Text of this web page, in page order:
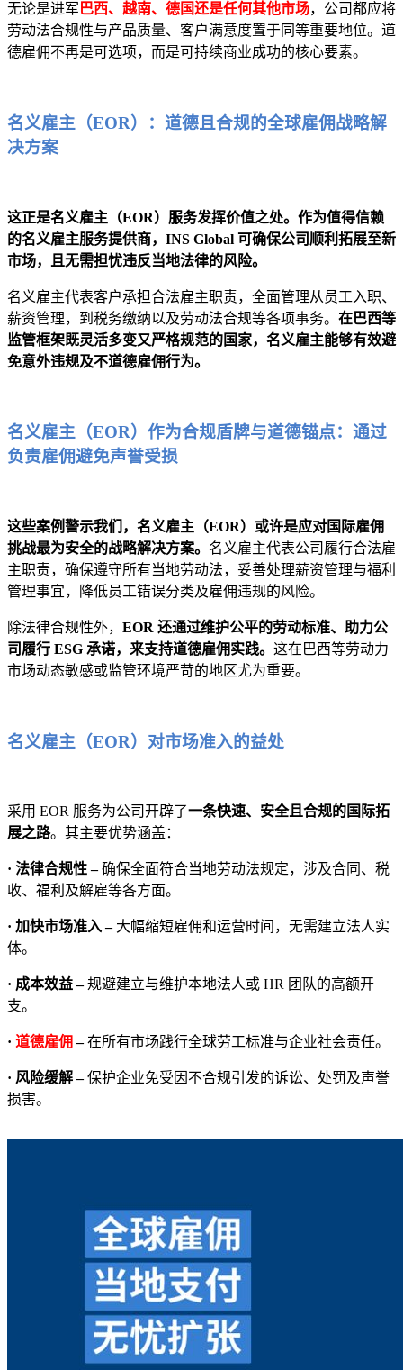
无论是进军 巴西、越南、德国还是任何其他市场，公司都应将
劳动法合规性与产品质量、客户满意度置于同等重要地位。道
德雇佣不再是可选项，而是可持续商业成功的核心要素。
名义雇主（EOR）：道德且合规的全球雇佣战略解
决方案
这正是名义雇主（EOR）服务发挥价值之处。作为值得信赖
的名义雇主服务提供商，INS Global 可确保公司顺利拓展至新
市场，且无需担忧违反当地法律的风险。
名义雇主代表客户承担合法雇主职责，全面管理从员工入职、
薪资管理，到税务缴纳以及劳动法合规等各项事务。 在巴西等
监管框架既灵活多变又严格规范的国家，名义雇主能够有效避
免意外违规及不道德雇佣行为。
名义雇主（EOR）作为合规盾牌与道德锚点：通过
负责雇佣避免声誉受损
这些案例警示我们，名义雇主（EOR）或许是应对国际雇佣
挑战最为安全的战略解决方案。 名义雇主代表公司履行合法雇
主职责，确保遵守所有当地劳动法，妥善处理薪资管理与福利
管理事宜，降低员工错误分类及雇佣违规的风险。
除法律合规性外， EOR 还通过维护公平的劳动标准、助力公
司履行 ESG 承诺，来支持道德雇佣实践。 这在巴西等劳动力
市场动态敏感或监管环境严苛的地区尤为重要。
名义雇主（EOR）对市场准入的益处
采用 EOR 服务为公司开辟了一条快速、安全且合规的国际拓
展之路。其主要优势涵盖：
· 法律合规性 –确保全面符合当地劳动法规定，涉及合同、税
收、福利及解雇等各方面。
· 加快市场准入 – 大幅缩短雇佣和运营时间，无需建立法人实
体。
· 成本效益 –规避建立与维护本地法人或 HR 团队的高额开
支。
· 道德雇佣–在所有市场践行全球劳工标准与企业社会责任。
· 风险缓解 –保护企业免受因不合规引发的诉讼、处罚及声誉
损害。